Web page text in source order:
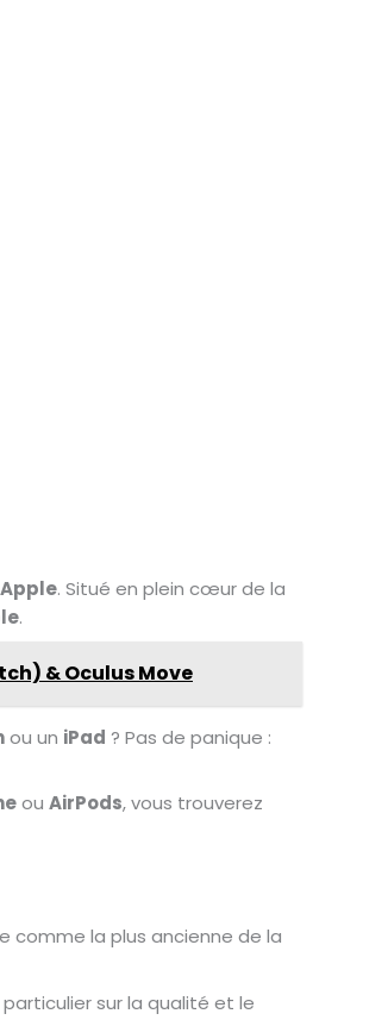
Apple. Situé en plein cœur de la
.
& Oculus Move
ou un iPad ? Pas de panique :
ou AirPods, vous trouverez
comme la plus ancienne de la
sur la qualité et le